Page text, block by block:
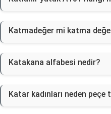
Katmadeğer mi katma
Katakana alfabesi nedir?
Katar kadınları neden peçe